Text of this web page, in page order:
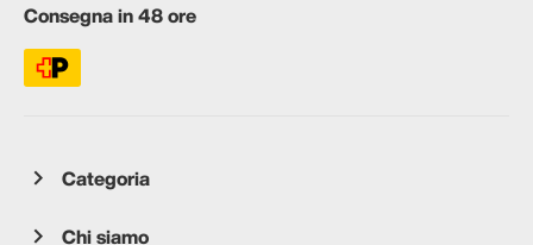
Consegna in 48 ore
Categoria
Chi siamo